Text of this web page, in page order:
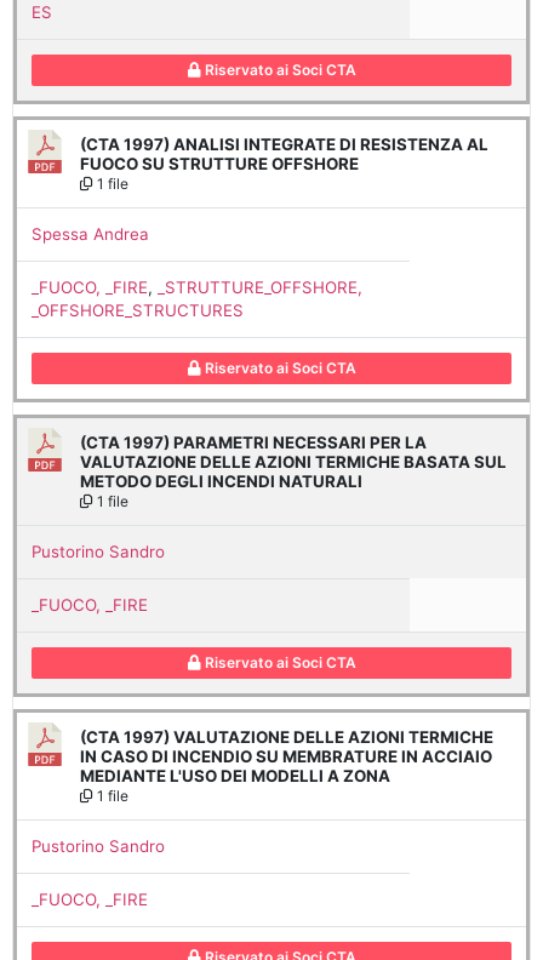
ES
Riservato ai Soci CTA
(CTA 1997) ANALISI INTEGRATE DI RESISTENZA AL
FUOCO SU STRUTTURE OFFSHORE
1 file
Spessa Andrea
_FUOCO, _FIRE,
_STRUTTURE_OFFSHORE,
_OFFSHORE_STRUCTURES
Riservato ai Soci CTA
(CTA 1997) PARAMETRI NECESSARI PER LA
VALUTAZIONE DELLE AZIONI TERMICHE BASATA SUL
METODO DEGLI INCENDI NATURALI
1 file
Pustorino Sandro
_FUOCO, _FIRE
Riservato ai Soci CTA
(CTA 1997) VALUTAZIONE DELLE AZIONI TERMICHE
IN CASO DI INCENDIO SU MEMBRATURE IN ACCIAIO
MEDIANTE L'USO DEI MODELLI A ZONA
1 file
Pustorino Sandro
_FUOCO, _FIRE